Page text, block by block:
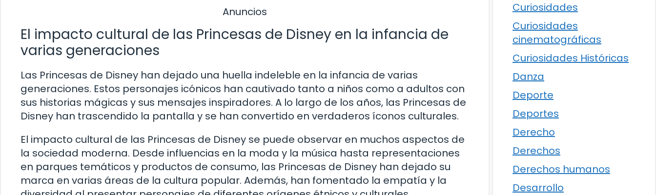
Anuncios
El impacto cultural de las Princesas de Disney en la infancia de
varias generaciones
Las Princesas de Disney han dejado una huella indeleble en la infancia de varias
generaciones. Estos personajes icónicos han cautivado tanto a niños como a adultos con
sus historias mágicas y sus mensajes inspiradores. A lo largo de los años, las Princesas de
Disney han trascendido la pantalla y se han convertido en verdaderos íconos culturales.
El impacto cultural de las Princesas de Disney se puede observar en muchos aspectos de
la sociedad moderna. Desde influencias en la moda y la música hasta representaciones
en parques temáticos y productos de consumo, las Princesas de Disney han dejado su
marca en varias áreas de la cultura popular. Además, han fomentado la empatía y la
Curiosidades
Curiosidades
cinematográficas
Curiosidades Históricas
Danza
Deporte
Deportes
Derecho
Derechos
Derechos humanos
Desarrollo